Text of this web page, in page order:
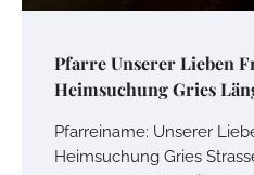
Pfarre Unserer Lieben
Heimsuchung Gries
Pfarreiname: Unserer
Heimsuchung Gries